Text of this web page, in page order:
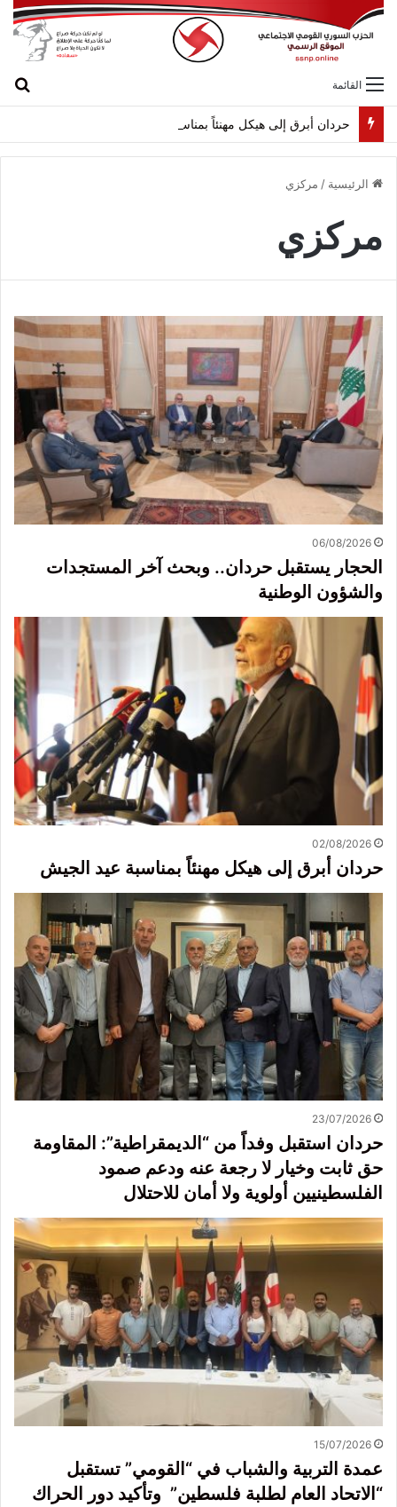
القائمة
حردان أبرق إلى هيكل مهنئاً بمناسبة عيد الجيش
الرئيسية / مركزي
مركزي
06/08/2026
الحجار يستقبل حردان.. وبحث آخر المستجدات
والشؤون الوطنية
02/08/2026
حردان أبرق إلى هيكل مهنئاً بمناسبة عيد الجيش
23/07/2026
حردان استقبل وفداً من “الديمقراطية”: المقاومة
حق ثابت وخيار لا رجعة عنه ودعم صمود
الفلسطينيين أولوية ولا أمان للاحتلال
15/07/2026
عمدة التربية والشباب في “القومي” تستقبل
“الاتحاد العام لطلبة فلسطين” وتأكيد دور الحراك